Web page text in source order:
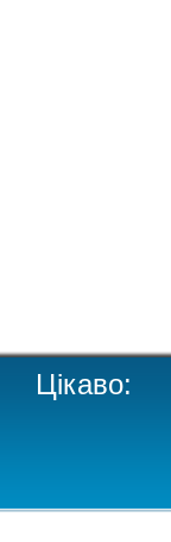
Цікаво: